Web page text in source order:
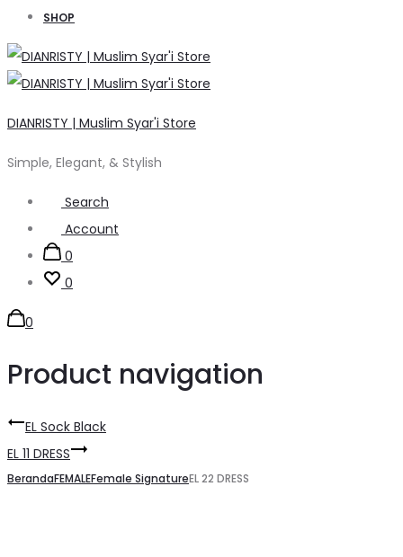
SHOP
DIANRISTY | Muslim Syar'i Store
Simple, Elegant, & Stylish
Search
Account
0
0
0
Product navigation
EL Sock Black
EL 11 DRESS
BerandaFEMALEFemale SignatureEL 22 DRESS